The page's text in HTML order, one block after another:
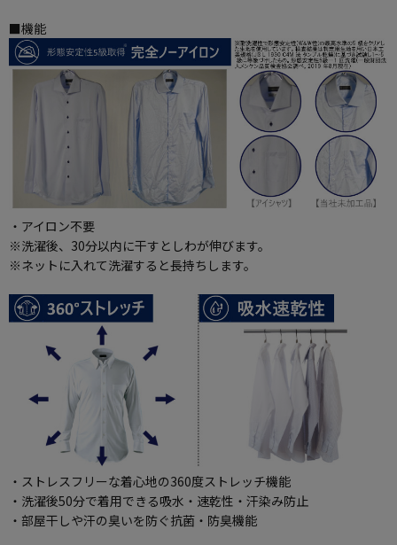
■機能
・アイロン不要
※洗濯後、30分以内に干すとしわが伸びます。
※ネットに入れて洗濯すると長持ちします。
・ストレスフリーな着心地の360度ストレッチ機能
・洗濯後50分で着用できる吸水・速乾性・汗染み防止
・部屋干しや汗の臭いを防ぐ抗菌・防臭機能